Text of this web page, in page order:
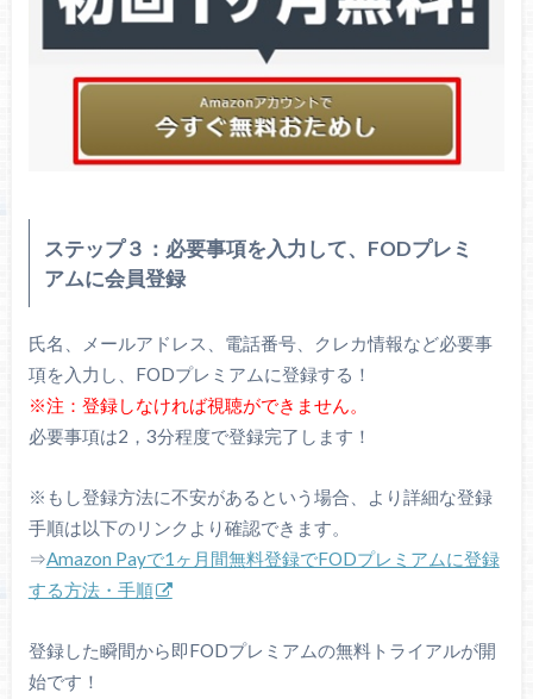
ステップ３：必要事項を入力して、FODプレミ
アムに会員登録
氏名、メールアドレス、電話番号、クレカ情報など必要事
項を入力し、FODプレミアムに登録する！
※注：登録しなければ視聴ができません。
必要事項は2，3分程度で登録完了します！
※もし登録方法に不安があるという場合、より詳細な登録
手順は以下のリンクより確認できます。
⇒Amazon Payで1ヶ月間無料登録でFODプレミアムに登録
する方法・手順
登録した瞬間から即FODプレミアムの無料トライアルが開
始です！